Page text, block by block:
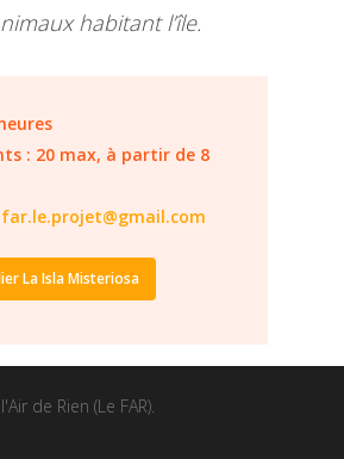
habitant l’île.
: 20 max, à partir de 8
far.le.projet@gmail.com
La Isla Misteriosa
de Rien (Le FAR).